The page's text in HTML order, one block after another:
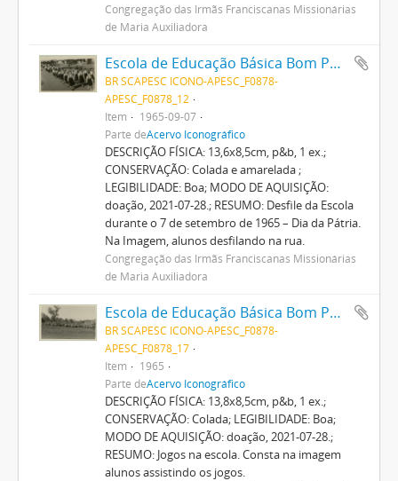
Congregação das Irmãs Franciscanas Missionárias
de Maria Auxiliadora
Escola de Educação Básica Bom Pastor
BR SCAPESC ICONO-APESC_F0878-
APESC_F0878_12
Item
1965-09-07
Parte deAcervo Iconográfico
DESCRIÇÃO FÍSICA: 13,6x8,5cm, p&b, 1 ex.;
CONSERVAÇÃO: Colada e amarelada ;
LEGIBILIDADE: Boa; MODO DE AQUISIÇÃO:
doação, 2021-07-28.; RESUMO: Desfile da Escola
durante o 7 de setembro de 1965 – Dia da Pátria.
Na Imagem, alunos desfilando na rua.
Congregação das Irmãs Franciscanas Missionárias
de Maria Auxiliadora
Escola de Educação Básica Bom Pastor
BR SCAPESC ICONO-APESC_F0878-
APESC_F0878_17
Item
1965
Parte deAcervo Iconográfico
DESCRIÇÃO FÍSICA: 13,8x8,5cm, p&b, 1 ex.;
CONSERVAÇÃO: Colada; LEGIBILIDADE: Boa;
MODO DE AQUISIÇÃO: doação, 2021-07-28.;
RESUMO: Jogos na escola. Consta na imagem
alunos assistindo os jogos.